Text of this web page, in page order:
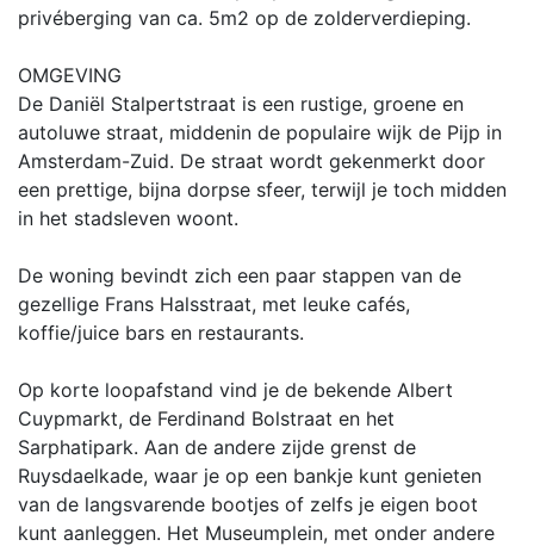
privéberging van ca. 5m2 op de zolderverdieping.
OMGEVING
De Daniël Stalpertstraat is een rustige, groene en
autoluwe straat, middenin de populaire wijk de Pijp in
Amsterdam-Zuid. De straat wordt gekenmerkt door
een prettige, bijna dorpse sfeer, terwijl je toch midden
in het stadsleven woont.
De woning bevindt zich een paar stappen van de
gezellige Frans Halsstraat, met leuke cafés,
koffie/juice bars en restaurants.
Op korte loopafstand vind je de bekende Albert
Cuypmarkt, de Ferdinand Bolstraat en het
Sarphatipark. Aan de andere zijde grenst de
Ruysdaelkade, waar je op een bankje kunt genieten
van de langsvarende bootjes of zelfs je eigen boot
kunt aanleggen. Het Museumplein, met onder andere